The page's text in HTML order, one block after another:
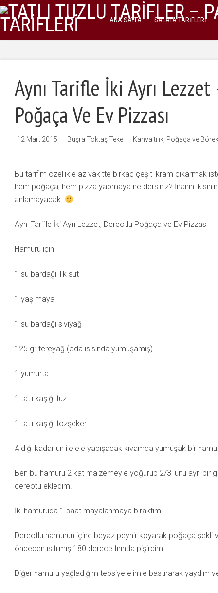
ANA SAYFA SALATA TARIFLERI
Aynı Tarifle İki Ayrı
Poğaça Ve Ev Pizzası
12 Mart 2015 Büşra Toktaş Teke Kahvaltılık Poğaça ve
Bu tarifim özellikle az vakitte birkaç çeşit ikram çıkarmak
hem poğaça, hem pizza yapmaya ne dersiniz? İnanın
anlamayacak.
Aynı Tarifle İki Ayrı Lezzet, Dereotlu Poğaça ve Ev Pizzası
Hamuru için
1 su bardağı ılık süt
1 yaş maya
1 su bardağı sıvıyağ
125 gr tereyağ (oda ısısında yumuşamış)
1 yumurta
1 tatlı kaşığı tuz
1 tatlı kaşığı tozşeker
Aldığı kadar un ile ele yapışacak kıvamda yumuşak bir
Ben bu hamuru 2 kat malzemeyle yoğurup 2/3 ‘ünü ayrı bir
dereotu ekledim.
İki hamuruda 1 saat mayalanmaya bıraktım.
Dereotlu hamurun içine beyaz peynir koyarak poğaça şekli
önceden ısıtılmış 180 derece fırında pişirdim.
Diğer hamuru yağladığım tepsiye elimle bastırarak yaydım